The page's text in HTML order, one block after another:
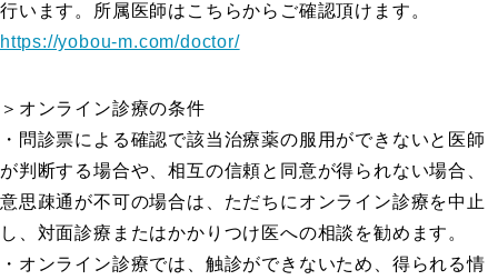
行います。所属医師はこちらからご確認頂けます。
https://yobou-m.com/doctor/
＞オンライン診療の条件
・問診票による確認で該当治療薬の服用ができないと医師
が判断する場合や、相互の信頼と同意が得られない場合、
意思疎通が不可の場合は、ただちにオンライン診療を中止
し、対面診療またはかかりつけ医への相談を勧めます。
・オンライン診療では、触診ができないため、得られる情